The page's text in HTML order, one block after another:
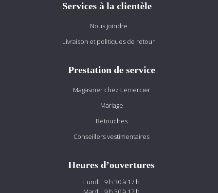
Services à la clientèle
Nous joindre
Livraison et politiques de retour
Prestation de service
Magasiner chez Lemercier
Mariage
Retouches
Conseillers vestimentaires
Heures d’ouvertures
Lundi : 9 h 30 à 17 h